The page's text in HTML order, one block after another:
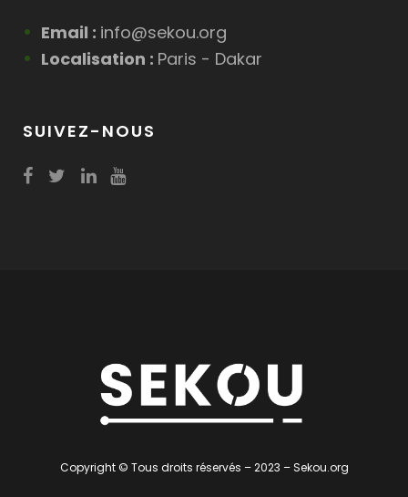
Email : info@sekou.org
Localisation : Paris - Dakar
SUIVEZ-NOUS
Copyright © Tous droits réservés – 2023 – Sekou.org